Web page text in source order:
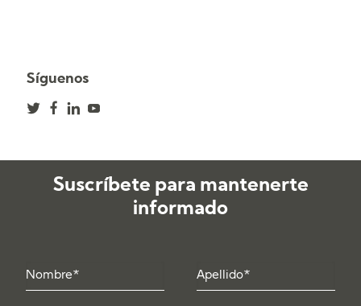
Síguenos
Suscríbete para mantenerte
informado